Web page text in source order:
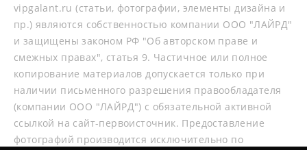
vipgalant.ru (статьи, фотографии, элементы дизайна и
пр.) являются собственностью компании ООО "ЛАЙРД"
и защищены законом РФ "Об авторском праве и
смежных правах", статья 9. Частичное или полное
копирование материалов допускается только при
наличии письменного разрешения правообладателя
(компании ООО "ЛАЙРД") с обязательной активной
ссылкой на сайт-первоисточник. Предоставление
фотографий производится исключительно по